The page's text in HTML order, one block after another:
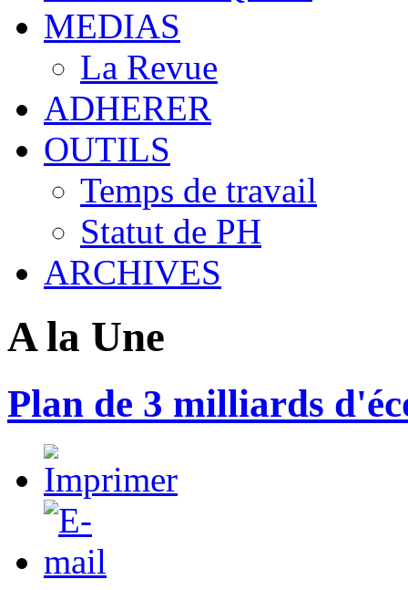
MEDIAS
La Revue
ADHERER
OUTILS
Temps de travail
Statut de PH
ARCHIVES
A la Une
Plan de 3 milliards